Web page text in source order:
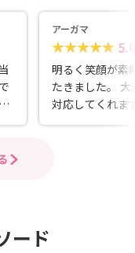
アーガマ
5.0
明るく笑顔が素
たきました。 大変な時も親身になって、
対応してくれます。 静岡県東
ら、特におすす
ード